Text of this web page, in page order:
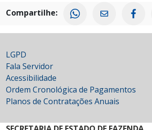
Compartilhe:
LGPD
Fala Servidor
Acessibilidade
Ordem Cronológica de Pagamentos
Planos de Contratações Anuais